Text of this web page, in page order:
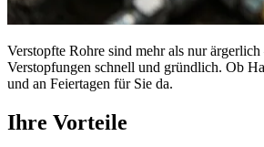
Verstopfte Rohre sind mehr als nur
Verstopfungen schnell und gründlich. Ob
und an Feiertagen für Sie da.
Ihre Vorteile